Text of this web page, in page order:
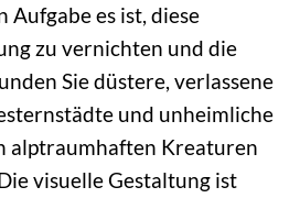
Aufgabe es ist, diese
zu vernichten und die
Sie düstere, verlassene
und unheimliche
alptraumhaften Kreaturen
visuelle Gestaltung ist